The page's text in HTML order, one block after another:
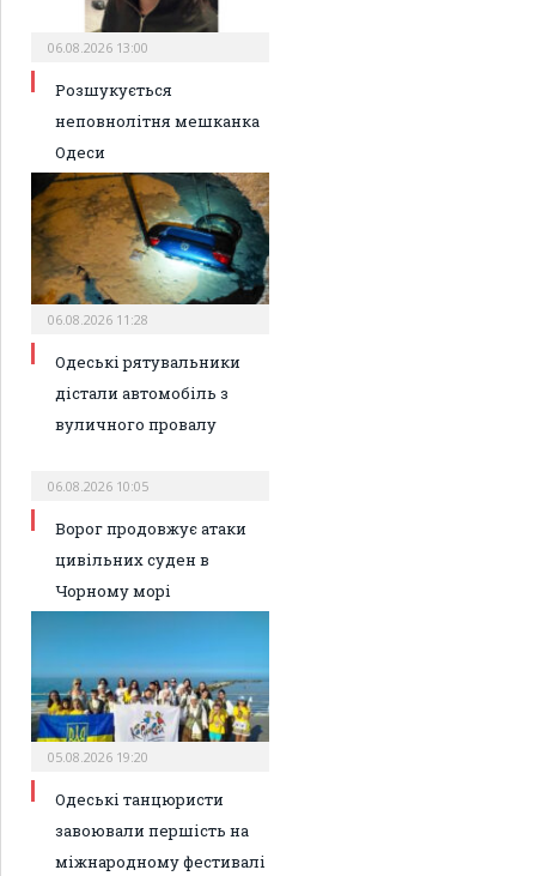
06.08.2026 13:00
Розшукується
неповнолітня мешканка
Одеси
06.08.2026 11:28
Одеські рятувальники
дістали автомобіль з
вуличного провалу
06.08.2026 10:05
Ворог продовжує атаки
цивільних суден в
Чорному морі
05.08.2026 19:20
Одеські танцюристи
завоювали першість на
міжнародному фестивалі